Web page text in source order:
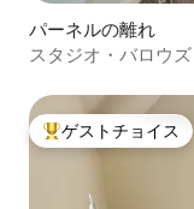
パーネルの離れ
スタジオ・バロウズ
大好評のゲストチョ
ゲストチョイス